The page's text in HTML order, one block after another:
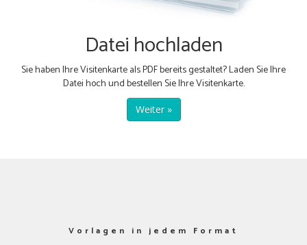
Datei hochladen
Sie haben Ihre Visitenkarte als PDF bereits gestaltet? Laden Sie Ihre
Datei hoch und bestellen Sie Ihre Visitenkarte.
Weiter »
Vorlagen in jedem Format